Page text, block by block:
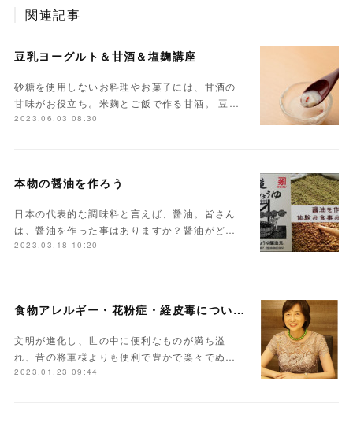
関連記事
豆乳ヨーグルト＆甘酒＆塩麹講座
砂糖を使用しないお料理やお菓子には、甘酒の
甘味がお役立ち。米麹とご飯で作る甘酒。 豆…
2023.06.03 08:30
本物の醤油を作ろう
日本の代表的な調味料と言えば、醤油。皆さん
は、醤油を作った事はありますか？醤油がど…
2023.03.18 10:20
食物アレルギー・花粉症・経皮毒について学んでみませんか？
文明が進化し、世の中に便利なものが満ち溢
れ、昔の将軍様よりも便利で豊かで楽々でぬ…
2023.01.23 09:44